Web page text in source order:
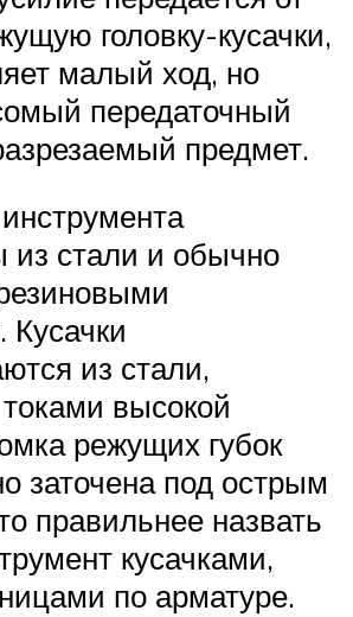
головку-кусачки,
малый ход, но
передаточный
предмет.
из стали и обычно
Кусачки
из стали,
высокой
режущих губок
заточена под острым
правильнее назвать
кусачками,
по арматуре.